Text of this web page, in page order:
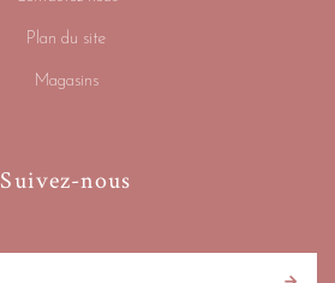
Plan du site
Magasins
Suivez-nous